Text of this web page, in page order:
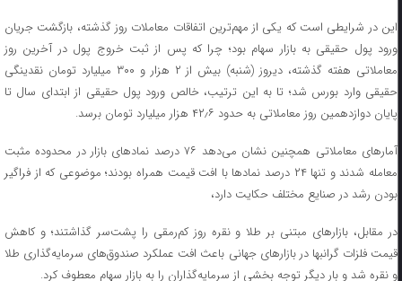
این در شرایطی است که یکی از مهم‌ترین اتفاقات معاملات روز گذشته، بازگشت جریان
ورود پول حقیقی به بازار سهام بود؛ چرا که پس از ثبت خروج پول در آخرین روز
معاملاتی هفته گذشته، دیروز (شنبه) بیش از ۲ هزار و ۳۰۰ میلیارد تومان نقدینگی
حقیقی وارد بورس شد؛ تا به این ترتیب، خالص ورود پول حقیقی از ابتدای سال تا
پایان دوازدهمین روز معاملاتی به حدود ۴۲٫۶ هزار میلیارد تومان برسد.
آمارهای معاملاتی همچنین نشان می‌دهد ۷۶ درصد نمادهای بازار در محدوده مثبت
معامله شدند و تنها ۲۴ درصد نمادها با افت قیمت همراه بودند؛ موضوعی که از فراگیر
بودن رشد در صنایع مختلف حکایت دارد،
در مقابل، بازارهای مبتنی بر طلا و نقره روز کم‌رمقی را پشت‌سر گذاشتند؛ و کاهش
قیمت فلزات گرانبها در بازارهای جهانی باعث افت عملکرد صندوق‌های سرمایه‌گذاری طلا
و نقره شد و بار دیگر توجه بخشی از سرمایه‌گذاران را به بازار سهام معطوف کرد.